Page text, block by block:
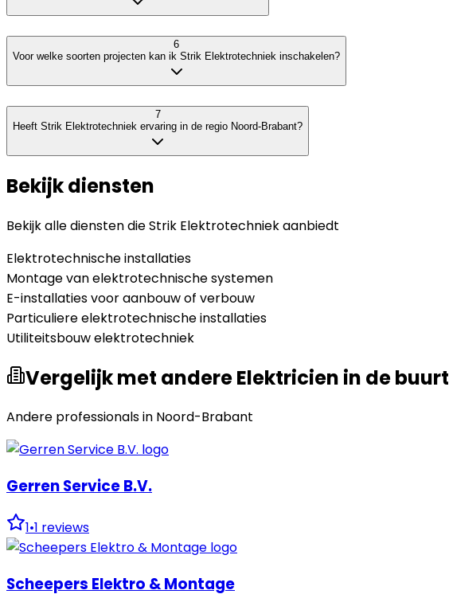
6
Voor welke soorten projecten kan ik Strik Elektrotechniek inschakelen?
7
Heeft Strik Elektrotechniek ervaring in de regio Noord-Brabant?
Bekijk diensten
Bekijk alle diensten dieStrik Elektrotechniekaanbiedt
Elektrotechnische installaties
Montage van elektrotechnische systemen
E-installaties voor aanbouw of verbouw
Particuliere elektrotechnische installaties
Utiliteitsbouw elektrotechniek
Vergelijk met andere Elektricien in de buurt
Andere professionals in Noord-Brabant
Gerren Service B.V.
1•1 reviews
Scheepers Elektro & Montage